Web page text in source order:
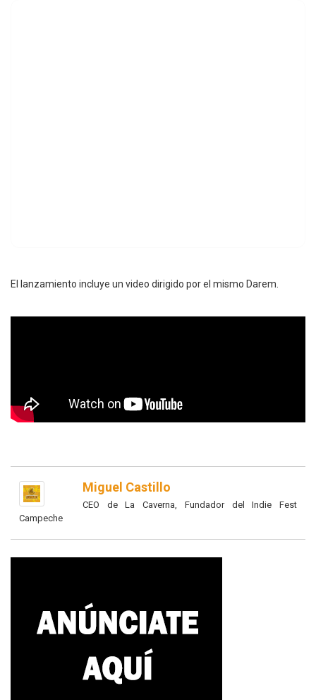
El lanzamiento incluye un video dirigido por el mismo Darem.
Miguel Castillo
CEO de La Caverna, Fundador del Indie Fest
Campeche